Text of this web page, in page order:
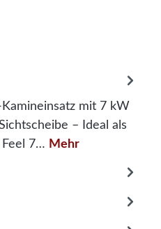
mit 7 kW
– Ideal als
7… Mehr